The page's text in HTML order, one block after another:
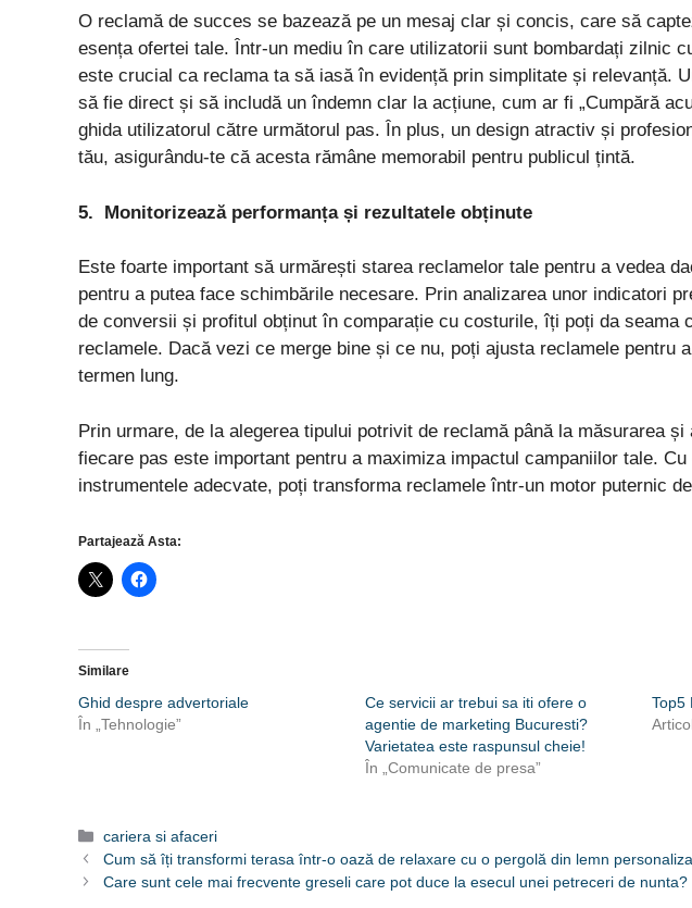
O reclamă de succes se bazează pe un mesaj clar și concis, care să
esența ofertei tale. Într-un mediu în care utilizatorii sunt bombardați zilnic
este crucial ca reclama ta să iasă în evidență prin simplitate și relevanță.
să fie direct și să includă un îndemn clar la acțiune, cum ar fi „Cumpără
ghida utilizatorul către următorul pas. În plus, un design atractiv și
tău, asigurându-te că acesta rămâne memorabil pentru publicul țintă.
5. Monitorizează performanța și rezultatele obținute
Este foarte important să urmărești starea reclamelor tale pentru a vedea
pentru a putea face schimbările necesare. Prin analizarea unor indicatori
de conversii și profitul obținut în comparație cu costurile, îți poți da seama
reclamele. Dacă vezi ce merge bine și ce nu, poți ajusta reclamele pentru
termen lung.
Prin urmare, de la alegerea tipului potrivit de reclamă până la măsurarea și
fiecare pas este important pentru a maximiza impactul campaniilor tale.
instrumentele adecvate, poți transforma reclamele într-un motor puternic
Partajează Asta:
Similare
Ghid despre advertoriale
În „Tehnologie”
Ce servicii ar trebui sa iti ofere o
agentie de marketing Bucuresti?
Varietatea este raspunsul cheie!
În „Comunicate de presa”
Top5
Categorii
cariera si afaceri
Cum să îți transformi terasa într-o oază de relaxare cu o pergolă din lemn
Care sunt cele mai frecvente greseli care pot duce la esecul unei petreceri de nunta?